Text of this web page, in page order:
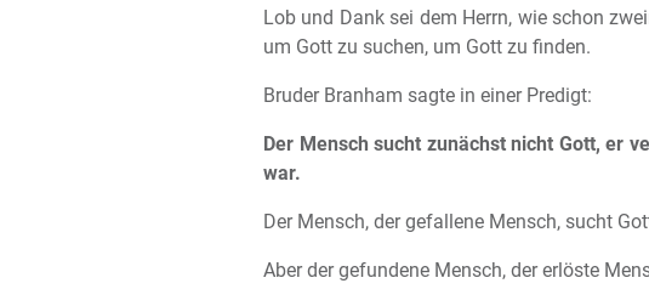
Lob und Dank sei dem Herrn, wie schon
um Gott zu suchen, um Gott zu finden.
Bruder Branham sagte in einer Predigt:
Der Mensch sucht zunächst nicht Gott, er
war.
Der Mensch, der gefallene Mensch, sucht
Aber der gefundene Mensch, der erlöste